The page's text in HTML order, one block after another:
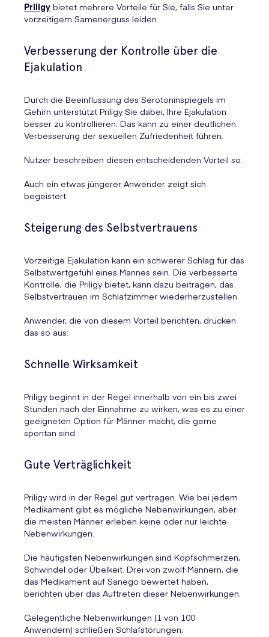
Priligy bietet mehrere Vorteile für Sie, falls Sie unter
vorzeitigem Samenerguss leiden.
Verbesserung der Kontrolle über die
Ejakulation
Durch die Beeinflussung des Serotoninspiegels im
Gehirn unterstützt Priligy Sie dabei, Ihre Ejakulation
besser zu kontrollieren. Das kann zu einer deutlichen
Verbesserung der sexuellen Zufriedenheit führen.
Nutzer beschreiben diesen entscheidenden Vorteil so:
Auch ein etwas jüngerer Anwender zeigt sich
begeistert:
Steigerung des Selbstvertrauens
Vorzeitige Ejakulation kann ein schwerer Schlag für das
Selbstwertgefühl eines Mannes sein. Die verbesserte
Kontrolle, die Priligy bietet, kann dazu beitragen, das
Selbstvertrauen im Schlafzimmer wiederherzustellen.
Anwender, die von diesem Vorteil berichten, drücken
das so aus:
Schnelle Wirksamkeit
Priligy beginnt in der Regel innerhalb von ein bis zwei
Stunden nach der Einnahme zu wirken, was es zu einer
geeigneten Option für Männer macht, die gerne
spontan sind.
Gute Verträglichkeit
Priligy wird in der Regel gut vertragen. Wie bei jedem
Medikament gibt es mögliche Nebenwirkungen, aber
die meisten Männer erleben keine oder nur leichte
Nebenwirkungen.
Die häufigsten Nebenwirkungen sind Kopfschmerzen,
Schwindel oder Übelkeit. Drei von zwölf Männern, die
das Medikament auf Sanego bewertet haben,
berichten über das Auftreten dieser Nebenwirkungen.
Gelegentliche Nebenwirkungen (1 von 100
Anwendern) schließen Schlafstörungen,